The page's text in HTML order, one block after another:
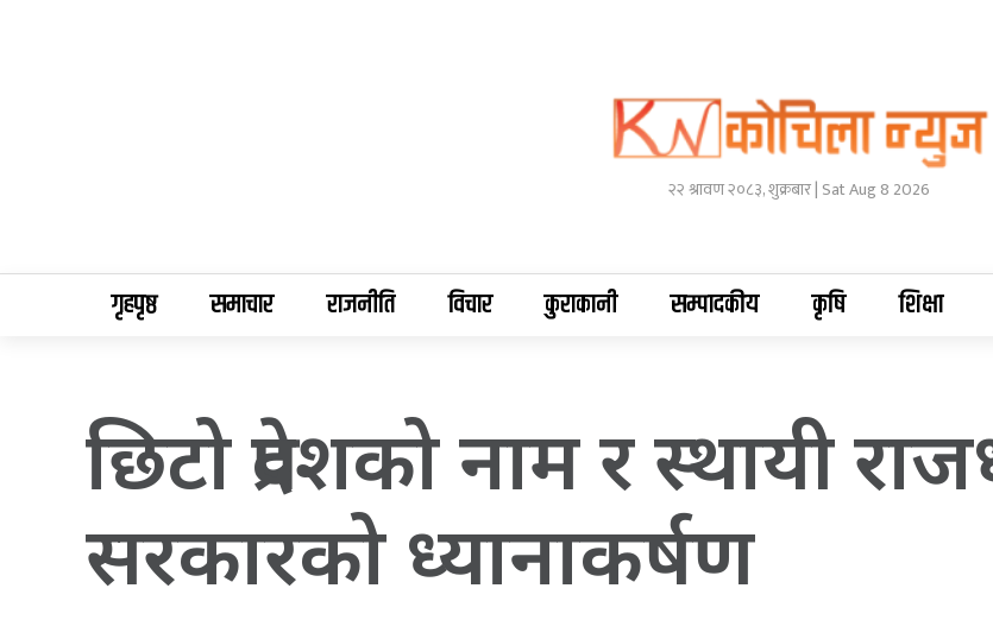
२२ श्रावण २०८३, शुक्रबार | Sat Aug 8 2026
गृहपृष्ठ समाचार राजनीति विचार कुराकानी सम्पादकीय कृषि शिक्षा
छिटो प्रदेशको नाम र स्थायी
सरकारको ध्यानाकर्षण